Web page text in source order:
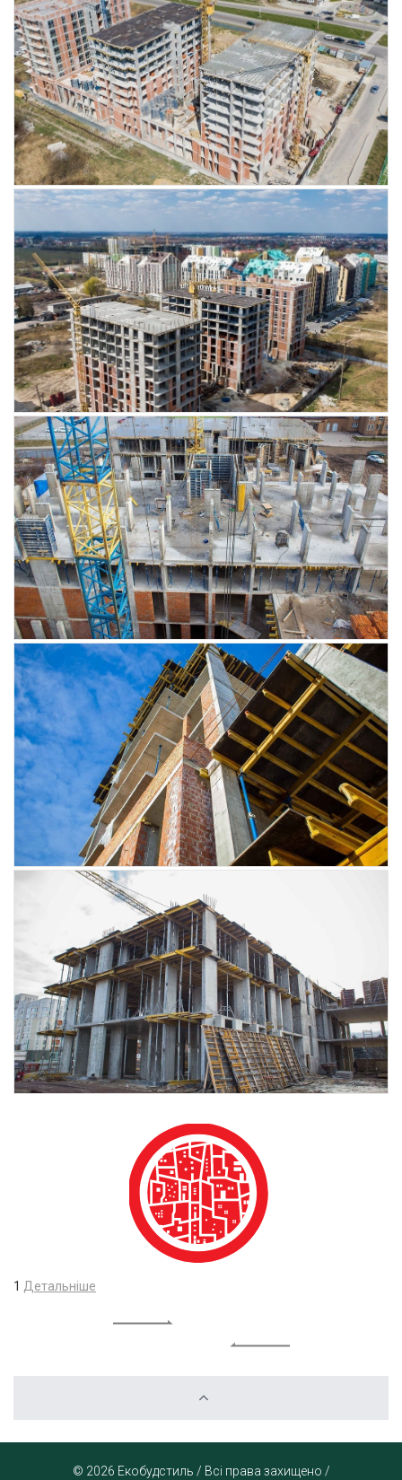
1 Детальніше
© 2026 Екобудстиль / Всі права захищено /